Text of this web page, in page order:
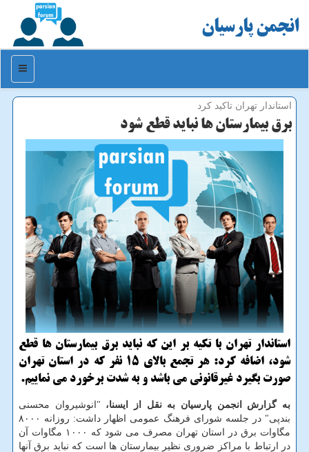
انجمن پارسیان
منو
استاندار تهران تاكید كرد
برق بیمارستان ها نباید قطع شود
استاندار تهران با تکیه بر این که نباید برق بیمارستان ها قطع
شود، اضافه کرد: هر تجمع بالای ۱۵ نفر که در استان تهران
صورت بگیرد غیرقانونی می باشد و به شدت برخورد می نماییم.
به گزارش انجمن پارسیان به نقل از ایسنا، "انوشیروان محسنی
بندپی" در جلسه شورای فرهنگ عمومی اظهار داشت: روزانه ۸۰۰۰
مگاوات برق در استان تهران مصرف می شود که ۱۰۰۰ مگاوات آن
در ارتباط با مراکز ضروری نظیر بیمارستان ها است که نباید برق آنها